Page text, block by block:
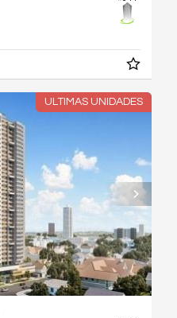
ULTIMAS UNIDADES